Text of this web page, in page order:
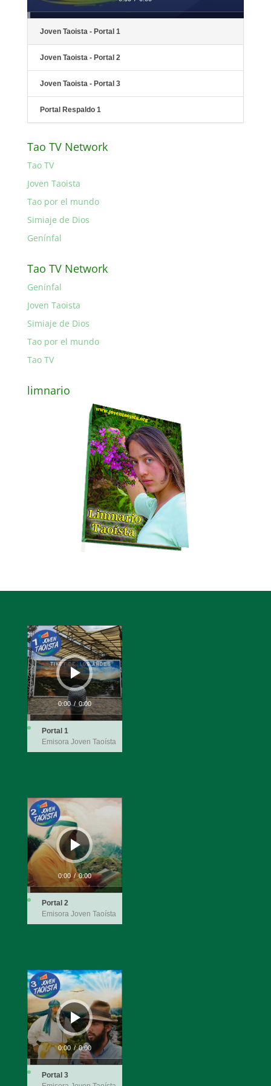
Joven Taoista - Portal 1
Joven Taoista - Portal 2
Joven Taoista - Portal 3
Portal Respaldo 1
Tao TV Network
Tao TV
Joven Taoista
Tao por el mundo
Simiaje de Dios
Genínfal
Tao TV Network
Genínfal
Joven Taoista
Simiaje de Dios
Tao por el mundo
Tao TV
limnario
Reproductor
de
audio
0:00 / 0:00
Portal 1
Emisora Joven Taoísta
Reproductor
de
audio
0:00 / 0:00
Portal 2
Emisora Joven Taoísta
Reproductor
de
audio
0:00 / 0:00
Portal 3